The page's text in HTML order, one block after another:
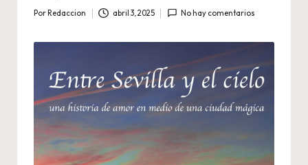
Por Redaccion abril 3, 2025 No hay comentarios